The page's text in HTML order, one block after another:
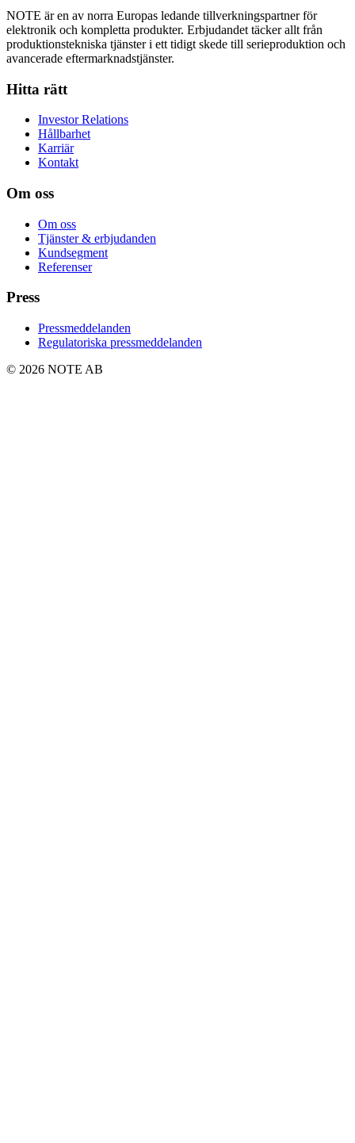
NOTE är en av norra Europas ledande tillverkningspartner för
elektronik och kompletta produkter. Erbjudandet täcker allt från
produktionstekniska tjänster i ett tidigt skede till serieproduktion och
avancerade eftermarknadstjänster.
Hitta rätt
Investor Relations
Hållbarhet
Karriär
Kontakt
Om oss
Om oss
Tjänster & erbjudanden
Kundsegment
Referenser
Press
Pressmeddelanden
Regulatoriska pressmeddelanden
© 2026 NOTE AB